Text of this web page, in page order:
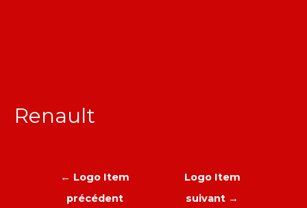
Renault
Navigation
l’article
← Logo Item
précédent
Logo Item
suivant →